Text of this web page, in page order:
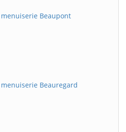
Beaupont
Beauregard